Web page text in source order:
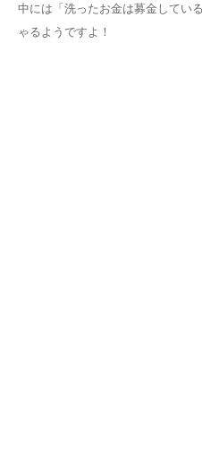
中には「洗ったお金は募金してい
ゃるようですよ！